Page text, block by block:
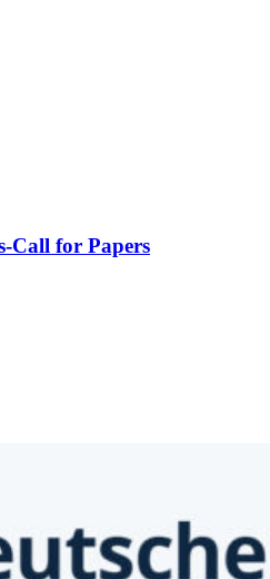
Call for Papers